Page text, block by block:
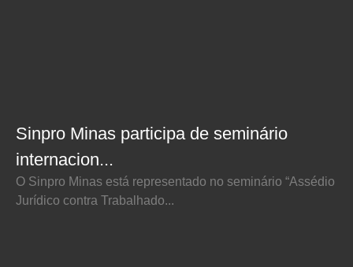
Sinpro Minas participa de seminário
internacion...
O Sinpro Minas está representado no seminário “Assédio
Jurídico contra Trabalhado...